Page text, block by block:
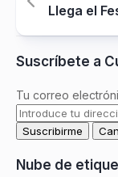
Llega el
Suscríbete a
Tu correo
Nube de